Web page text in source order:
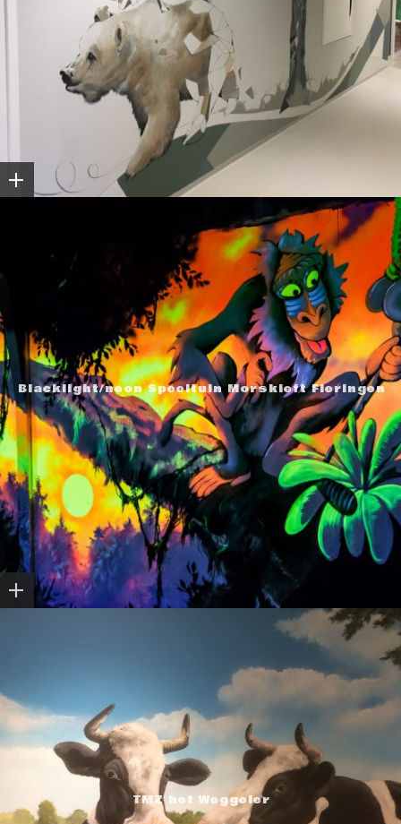
Blacklight/neon Speeltuin Morskieft Fleringen
TMZ het Weggeler